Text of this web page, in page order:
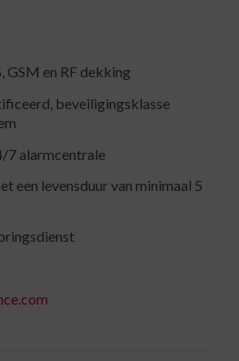
GSM en RF dekking
beveiligingsklasse
7 alarmcentrale
een levensduur van minimaal 5